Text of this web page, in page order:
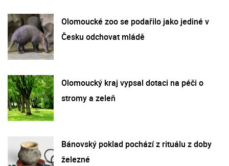
Olomoucké zoo se podařilo jako jediné v
Česku odchovat mládě
Olomoucký kraj vypsal dotaci na péči o
stromy a zeleň
Bánovský poklad pochází z rituálu z doby
železné